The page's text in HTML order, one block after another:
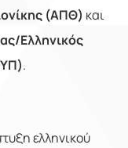
(ΑΠΘ) και
Ελληνικός
.
ελληνικού